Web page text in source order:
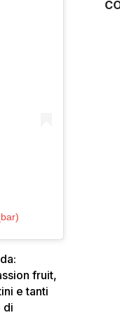
fruit,
e tanti
di